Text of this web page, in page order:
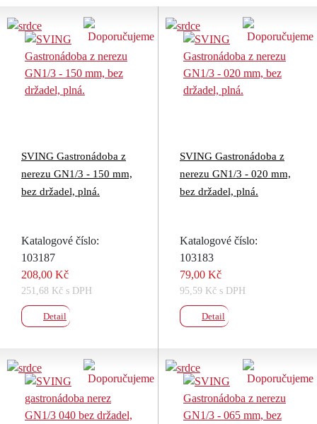
SVING Gastronádoba z
nerezu GN1/3 - 150 mm,
bez držadel, plná.
Katalogové číslo:
103187
208,00 Kč
251,68 Kč s DPH
Detail
SVING Gastronádoba z
nerezu GN1/3 - 020 mm,
bez držadel, plná.
Katalogové číslo:
103183
79,00 Kč
95,59 Kč s DPH
Detail